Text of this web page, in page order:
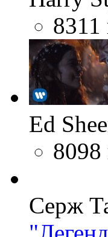
8311
Ed
8098
Серж